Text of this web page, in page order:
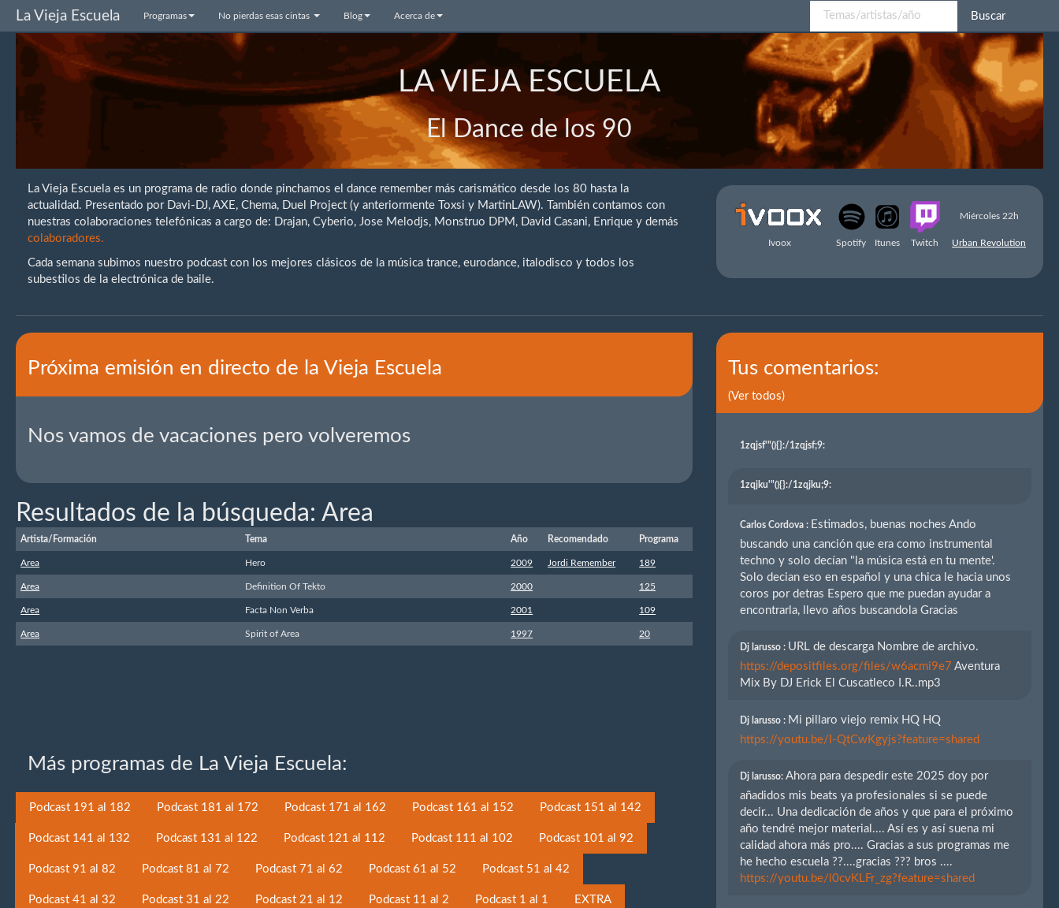
La Vieja Escuela Programas No pierdas esas cintas Blog Acerca de Buscar
LA VIEJA ESCUELA
El Dance de los 90
La Vieja Escuela es un programa de radio donde pinchamos el dance remember más carismático desde los 80 hasta la
actualidad. Presentado por Davi-DJ, AXE, Chema, Duel Project (y anteriormente Toxsi y MartinLAW). También contamos con
nuestras colaboraciones telefónicas a cargo de: Drajan, Cyberio, Jose Melodjs, Monstruo DPM, David Casani, Enrique y demás
colaboradores.
Cada semana subimos nuestro podcast con los mejores clásicos de la música trance, eurodance, italodisco y todos los
subestilos de la electrónica de baile.
Miércoles 22h
Ivoox Spotify Itunes Twitch Urban Revolution
Próxima emisión en directo de la Vieja Escuela
Nos vamos de vacaciones pero volveremos
Resultados de la búsqueda: Area
Artista/Formación Tema Año Recomendado Programa
Area Hero 2009 Jordi Remember 189
Area Definition Of Tekto 2000 125
Area Facta Non Verba 2001 109
Area Spirit of Area 1997 20
Más programas de La Vieja Escuela:
Podcast 191 al 182 Podcast 181 al 172 Podcast 171 al 162 Podcast 161 al 152 Podcast 151 al 142
Podcast 141 al 132 Podcast 131 al 122 Podcast 121 al 112 Podcast 111 al 102 Podcast 101 al 92
Podcast 91 al 82 Podcast 81 al 72 Podcast 71 al 62 Podcast 61 al 52 Podcast 51 al 42
Podcast 41 al 32 Podcast 31 al 22 Podcast 21 al 12 Podcast 11 al 2 Podcast 1 al 1 EXTRA
Tus comentarios:
(Ver todos)
1zqjsf'"(){}:/1zqjsf;9:
1zqjku'"(){}:/1zqjku;9:
Carlos Cordova : Estimados, buenas noches Ando
buscando una canción que era como instrumental
techno y solo decían "la música está en tu mente'.
Solo decian eso en español y una chica le hacia unos
coros por detras Espero que me puedan ayudar a
encontrarla, llevo años buscandola Gracias
Dj larusso : URL de descarga Nombre de archivo.
https://depositfiles.org/files/w6acmi9e7 Aventura
Mix By DJ Erick El Cuscatleco I.R..mp3
Dj larusso : Mi pillaro viejo remix HQ HQ
https://youtu.be/I-QtCwKgyjs?feature=shared
Dj larusso:Ahora para despedir este 2025 doy por
añadidos mis beats ya profesionales si se puede
decir... Una dedicación de años y que para el próximo
año tendré mejor material.... Así es y así suena mi
calidad ahora más pro.... Gracias a sus programas me
he hecho escuela ??....gracias ??? bros ....
https://youtu.be/l0cvKLFr_zg?feature=shared